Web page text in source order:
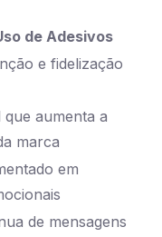
de Adesivos
e fidelização
aumenta a
marca
em
de mensagens